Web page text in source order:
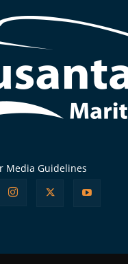
Media Guidelines